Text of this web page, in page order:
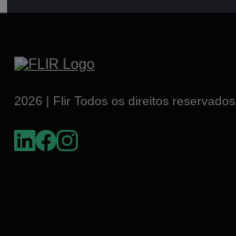
2026 | Flir Todos os direitos reservados.